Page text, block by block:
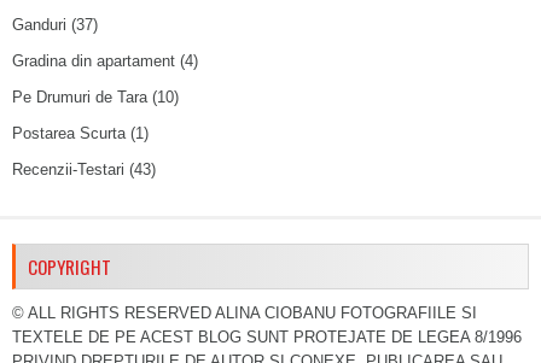
Ganduri (37)
Gradina din apartament (4)
Pe Drumuri de Tara(10)
Postarea Scurta(1)
Recenzii-Testari (43)
COPYRIGHT
© ALL RIGHTS RESERVED ALINA CIOBANU FOTOGRAFIILE SI
TEXTELE DE PE ACEST BLOG SUNT PROTEJATE DE LEGEA 8/1996